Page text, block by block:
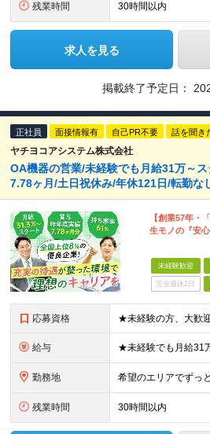
残業時間 30時間以内
求人を見る
掲載終了予定日：
正社員 面接情報有 自己PR不要 話を聞き
ヤチヨコアシステム株式会社
OA機器の営業/未経験でも月給31万～
7.78ヶ月/土日祝休み/年休121日/転勤な
【創業57年・
生モノの『安
未経験歓迎
完全週休2日
応募資格
給与
勤務地
残業時間 30時間以内